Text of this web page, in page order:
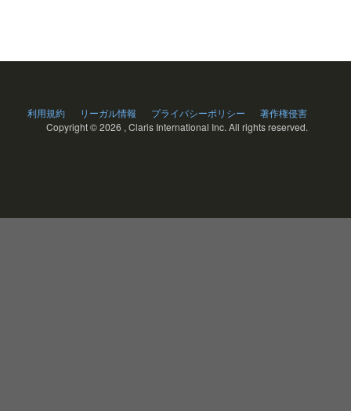
利用規約 リーガル情報 プライバシーポリシー
著作権侵害
Copyright ©2026 , Claris International Inc. All rights reserved.